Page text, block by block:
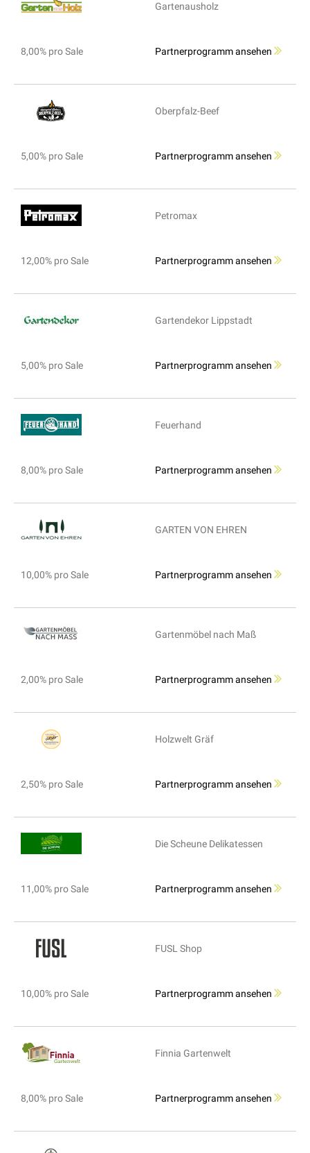
Gartenausholz
8,00% pro Sale Partnerprogramm ansehen
Oberpfalz-Beef
5,00% pro Sale Partnerprogramm ansehen
Petromax
12,00% pro Sale Partnerprogramm ansehen
Gartendekor Lippstadt
5,00% pro Sale Partnerprogramm ansehen
Feuerhand
8,00% pro Sale Partnerprogramm ansehen
GARTEN VON EHREN
10,00% pro Sale Partnerprogramm ansehen
Gartenmöbel nach Maß
2,00% pro Sale Partnerprogramm ansehen
Holzwelt Gräf
2,50% pro Sale Partnerprogramm ansehen
Die Scheune Delikatessen
11,00% pro Sale Partnerprogramm ansehen
FUSL Shop
10,00% pro Sale Partnerprogramm ansehen
Finnia Gartenwelt
8,00% pro Sale Partnerprogramm ansehen